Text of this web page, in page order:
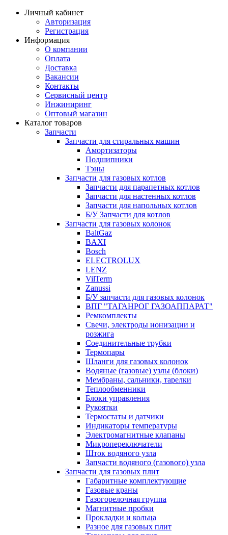
Личный кабинет
Авторизация
Регистрация
Информация
О компании
Оплата
Доставка
Вакансии
Контакты
Сервисный центр
Инжиниринг
Оптовый магазин
Каталог товаров
Запчасти
Запчасти для стиральных машин
Амортизаторы
Подшипники
Тэны
Запчасти для газовых котлов
Запчасти для парапетных котлов
Запчасти для настенных котлов
Запчасти для напольных котлов
Б/У Запчасти для котлов
Запчасти для газовых колонок
BaltGaz
BAXI
Bosch
ELECTROLUX
LENZ
VilTerm
Zanussi
Б/У запчасти для газовых колонок
ВПГ "ТАГАНРОГ ГАЗОАППАРАТ"
Ремкомплекты
Свечи, электроды ионизации и
розжига
Соединительные трубки
Термопары
Шланги для газовых колонок
Водяные (газовые) узлы (блоки)
Мембраны, сальники, тарелки
Теплообменники
Блоки управления
Рукоятки
Термостаты и датчики
Индикаторы температуры
Электромагнитные клапаны
Микропереключатели
Шток водяного узла
Запчасти водяного (газового) узла
Запчасти для газовых плит
Габаритные комплектующие
Газовые краны
Газогорелочная группа
Магнитные пробки
Прокладки и кольца
Разное для газовых плит